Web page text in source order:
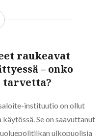
raukeavat
– onko
tarvetta?
instituutio on ollut
Se on saavuttanut
ulkopuolisia